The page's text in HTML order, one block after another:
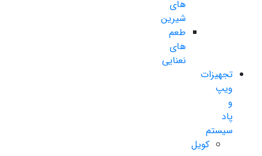
های
شیرین
طعم
های
نعنایی
تجهیزات
ویپ
و
پاد
سیستم
کویل